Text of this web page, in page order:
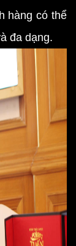
hàng có thể
đa dạng.